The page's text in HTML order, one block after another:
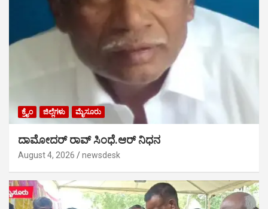
ಕ್ರೈಂ ಜಿಲ್ಲೆಗಳು ಮೈಸೂರು
ದಾಮೋದರ್ ರಾವ್ ಸಿಂಧೆ.ಆರ್ ನಿಧನ
August 4, 2026 newsdesk